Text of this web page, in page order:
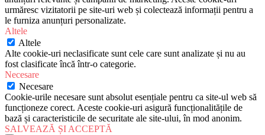
urmăresc vizitatorii pe site-uri web și colectează informații pentru a
le furniza anunțuri personalizate.
Altele
Altele
Alte cookie-uri neclasificate sunt cele care sunt analizate și nu au
fost clasificate încă într-o categorie.
Necesare
Necesare
Cookie-urile necesare sunt absolut esențiale pentru ca site-ul web să
funcționeze corect. Aceste cookie-uri asigură funcționalitățile de
bază și caracteristicile de securitate ale site-ului, în mod anonim.
SALVEAZĂ ȘI ACCEPTĂ